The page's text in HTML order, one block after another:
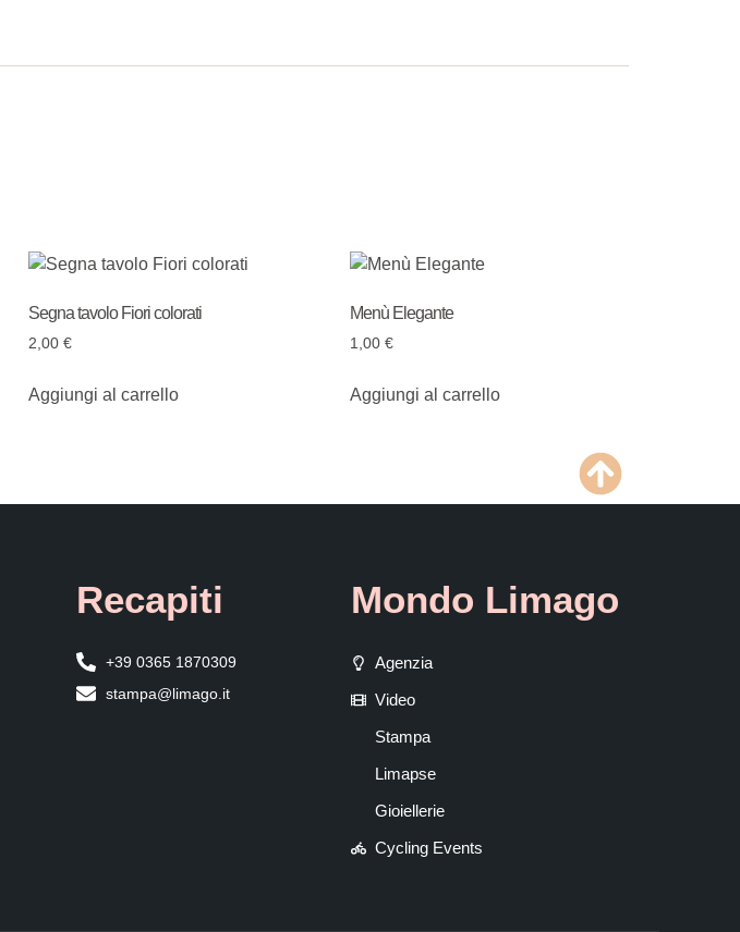
Segna tavolo Fiori colorati
2,00€
Aggiungi al carrello
Menù Elegante
1,00€
Aggiungi al carrello
Recapiti
+39 0365 1870309
stampa@limago.it
Mondo Limago
Agenzia
Video
Stampa
Limapse
Gioiellerie
Cycling Events